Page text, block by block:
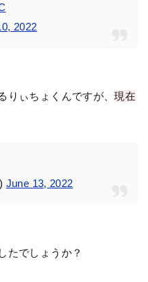
2022
りぃちょくんですが、現在
June 13, 2022
たでしょうか？